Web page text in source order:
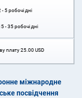
5 робочі дні
- 35 робочі дні
плату25.00 USD
міжнародне
посвідчення